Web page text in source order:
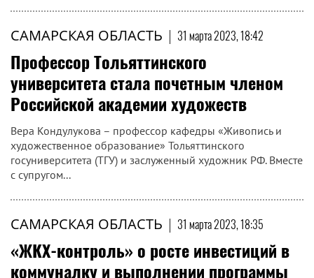
САМАРСКАЯ ОБЛАСТЬ | 31 марта 2023, 18:42
Профессор Тольяттинского
университета стала почетным членом
Российской академии художеств
Вера Кондулукова – профессор кафедры «Живопись и
художественное образование» Тольяттинского
госуниверситета (ТГУ) и заслуженный художник РФ. Вместе
с супругом...
САМАРСКАЯ ОБЛАСТЬ | 31 марта 2023, 18:35
«ЖКХ-контроль» о росте инвестиций в
коммуналку и выполнении программы